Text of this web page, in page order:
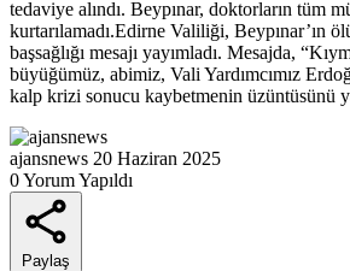
tedaviye alındı. Beypınar, doktorların tüm
kurtarılamadı.Edirne Valiliği, Beypınar’ın
başsağlığı mesajı yayımladı. Mesajda,
büyüğümüz, abimiz, Vali Yardımcımız
kalp krizi sonucu kaybetmenin üzüntüsünü
ajansnews 20 Haziran 2025
0 Yorum Yapıldı
Paylaş